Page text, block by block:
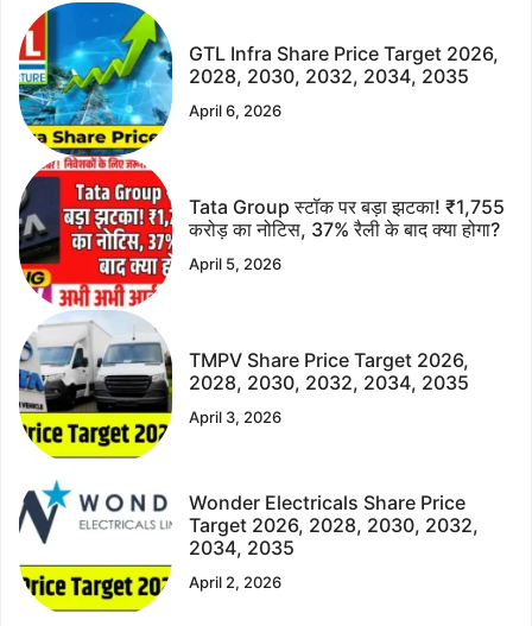
GTL Infra Share Price Target 2026,
2028, 2030, 2032, 2034, 2035
April 6, 2026
Tata Group स्टॉक पर बड़ा झटका! ₹1,755
करोड़ का नोटिस, 37% रैली के बाद क्या होगा?
April 5, 2026
TMPV Share Price Target 2026,
2028, 2030, 2032, 2034, 2035
April 3, 2026
Wonder Electricals Share Price
Target 2026, 2028, 2030, 2032,
2034, 2035
April 2, 2026